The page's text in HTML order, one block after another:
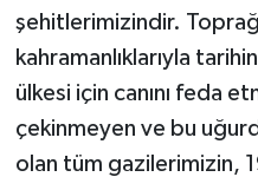
şehitlerimizindir.
kahramanlıklarıyla
ülkesi için canını feda
çekinmeyen ve bu
olan tüm gazilerimizin,